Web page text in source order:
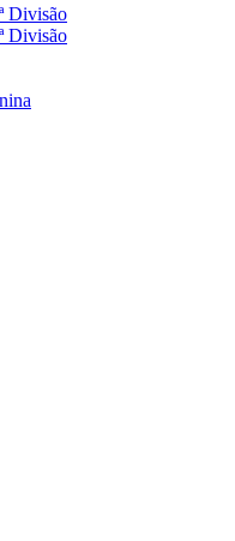
Divisão
Divisão